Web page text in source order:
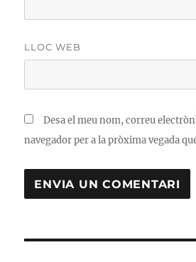
LLOC WEB
Desa el meu nom, correu
navegador per a la pròxima vegada